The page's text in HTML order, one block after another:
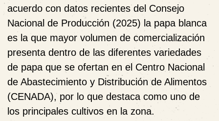
acuerdo con datos recientes del Consejo
Nacional de Producción (2025) la papa blanca
es la que mayor volumen de comercialización
presenta dentro de las diferentes variedades
de papa que se ofertan en el Centro Nacional
de Abastecimiento y Distribución de Alimentos
(CENADA), por lo que destaca como uno de
los principales cultivos en la zona.